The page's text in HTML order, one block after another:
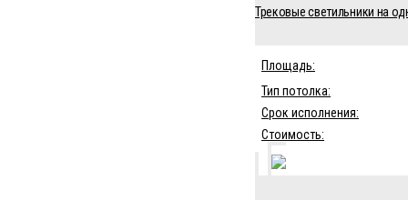
Трековые светильники на
Площадь:
Тип потолка:
Срок исполнения:
Стоимость: